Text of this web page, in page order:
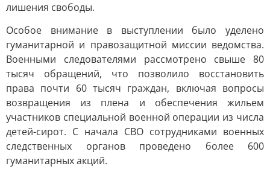
лишения свободы.
Особое внимание в выступлении было уделено
гуманитарной и правозащитной миссии ведомства.
Военными следователями рассмотрено свыше 80
тысяч обращений, что позволило восстановить
права почти 60 тысяч граждан, включая вопросы
возвращения из плена и обеспечения жильем
участников специальной военной операции из числа
детей-сирот. С начала СВО сотрудниками военных
следственных органов проведено более 600
гуманитарных акций.